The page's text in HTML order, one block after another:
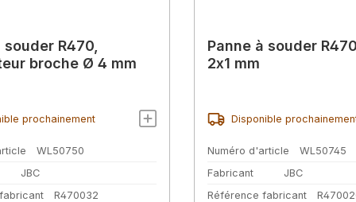
souder R470,
broche Ø 4 mm
prochainement
WL50750
JBC
R470032
Panne à souder
2x1 mm
Disponible
Numéro d'article
WL50745
Fabricant
JBC
Référence fabricant